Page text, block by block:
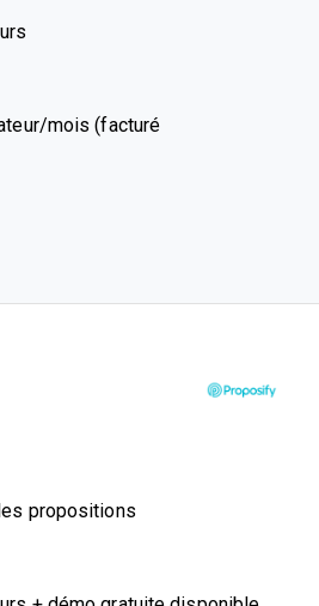
mois (facturé
propositions